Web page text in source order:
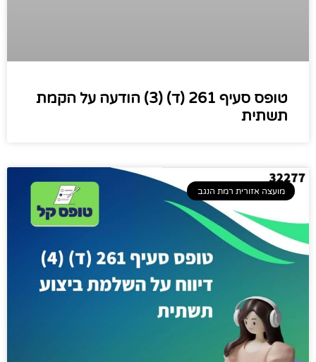
טופס סעיף 261 (ד) (3) הודעה על הקמת
תשתית
מועצה אזורית רמת הנגב